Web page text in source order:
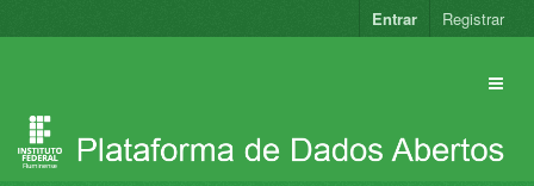
para
Entrar Registrar